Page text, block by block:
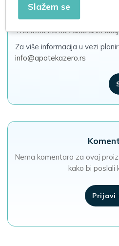
Nema komentara za ovaj
kako bi poslali
Prijavi
Akcije i promocije
Trenutno nema zakazanih
Za više informacija u vezi
info@apotekazero.rs
Slažem se